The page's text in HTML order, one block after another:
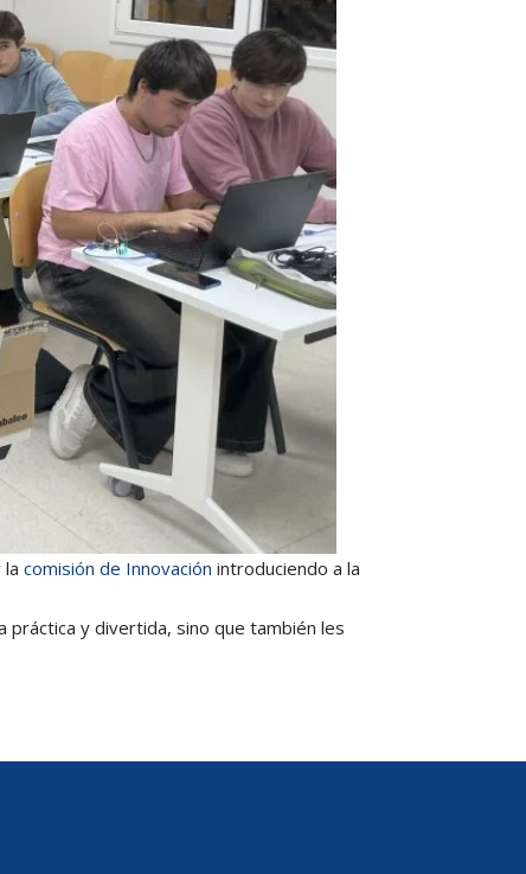
lacomisión de Innovación introduciendo a la
práctica y divertida, sino que también les